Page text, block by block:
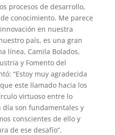
procesos de desarrollo,
conocimiento. Me parece
en nuestra
país, es una gran
línea, Camila Bolados,
y Fomento del
“Estoy muy agradecida
este llamado hacia los
virtuoso entre lo
son fundamentales y
conscientes de ello y
de ese desafío”.